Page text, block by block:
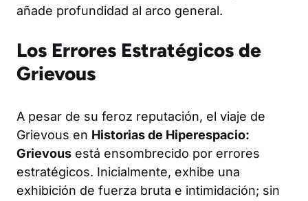
añade profundidad al arco general.
Los Errores Estratégicos de
Grievous
A pesar de su feroz reputación, el viaje de
Grievous en Historias de Hiperespacio:
Grievous está ensombrecido por errores
estratégicos. Inicialmente, exhibe una
exhibición de fuerza bruta e intimidación; sin